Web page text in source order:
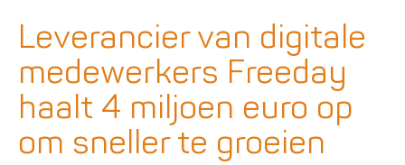
Leverancier van digitale
medewerkers Freeday
haalt 4 miljoen euro op
om sneller te groeien